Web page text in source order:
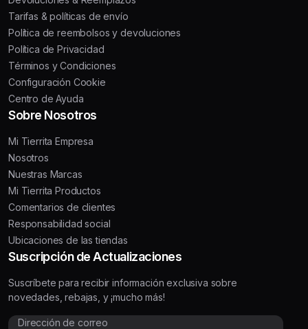
Tarifas & políticas de envío
Política de reembolsos y devoluciones
Política de Privacidad
Términos y Condiciones
Configuración Cookie
Centro de Ayuda
Sobre Nosotros
Mi Tierrita Empresa
Nosotros
Nuestras Marcas
Mi Tierrita Productos
Comentarios de clientes
Responsabilidad social
Ubicaciones de las tiendas
Suscripción de Actualizaciones
Suscríbete para recibir información exclusiva sobre
novedades, rebajas, y ¡mucho más!
Dirección de correo